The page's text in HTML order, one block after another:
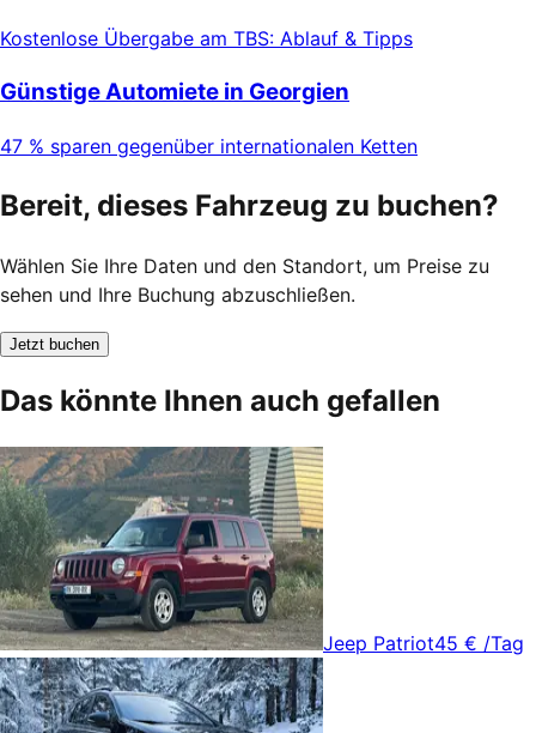
Kostenlose Übergabe am TBS: Ablauf & Tipps
Günstige Automiete in Georgien
47 % sparen gegenüber internationalen Ketten
Bereit, dieses Fahrzeug zu buchen?
Wählen Sie Ihre Daten und den Standort, um Preise zu
sehen und Ihre Buchung abzuschließen.
Jetzt buchen
Das könnte Ihnen auch gefallen
Jeep Patriot45 € /Tag